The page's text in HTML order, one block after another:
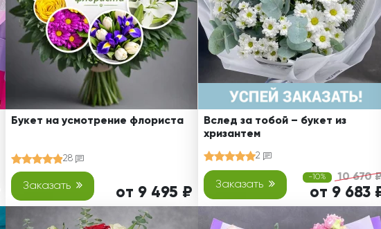
Букет на усмотрение флориста
28
Заказать от 9 495 ₽
Вслед за тобой – букет из
хризантем
2
Заказать
-10% 10 670 ₽
от 9 683